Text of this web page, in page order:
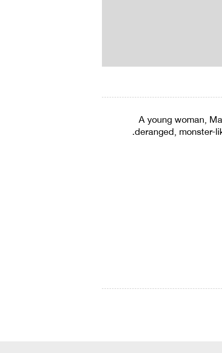
A young woman,
deranged, monster-